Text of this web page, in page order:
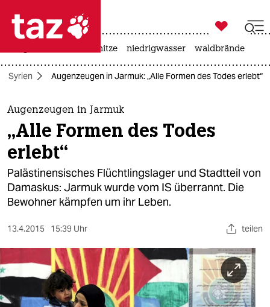
 taz zahl ich
taz zahl ich
themen
politik
öko
gesellschaft
sport
berlin
nord

taz zahl ich
hitze niedrigwasser waldbrände
Syrien Augenzeugen in Jarmuk: „Alle Formen des Todes erlebt“
Augenzeugen in Jarmuk
„Alle Formen des Todes
erlebt“
Palästinensisches Flüchtlingslager und Stadtteil von
Damaskus: Jarmuk wurde vom IS überrannt. Die
Bewohner kämpfen um ihr Leben.
13.4.2015 15:39 Uhr teilen